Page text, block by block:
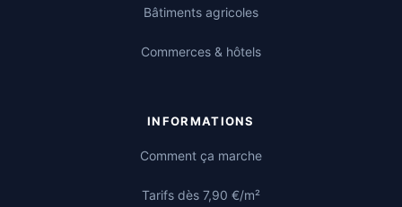
Bâtiments agricoles
Commerces & hôtels
INFORMATIONS
Comment ça marche
Tarifs dès 7,90 €/m²